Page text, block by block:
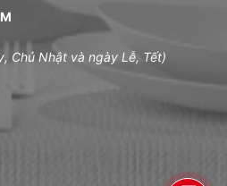
Chủ Nhật và ngày Lễ, Tết)